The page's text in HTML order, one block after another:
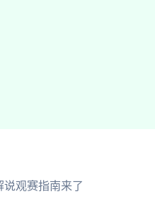
观赛指南来了